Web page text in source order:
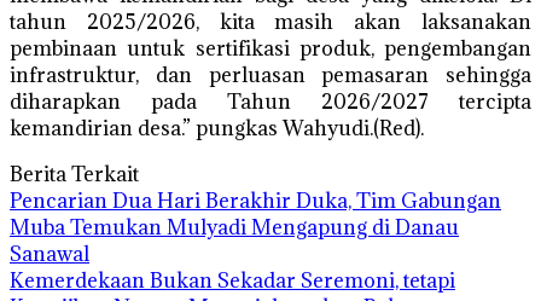
tahun 2025/2026, kita masih akan laksanakan
pembinaan untuk sertifikasi produk, pengembangan
infrastruktur, dan perluasan pemasaran sehingga
diharapkan pada Tahun 2026/2027 tercipta
kemandirian desa.” pungkas Wahyudi.(Red).
Berita Terkait
Pencarian Dua Hari Berakhir Duka, Tim Gabungan
Muba Temukan Mulyadi Mengapung di Danau
Sanawal
Kemerdekaan Bukan Sekadar Seremoni, tetapi